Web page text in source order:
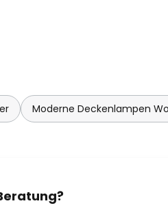
Moderne Deckenlampen